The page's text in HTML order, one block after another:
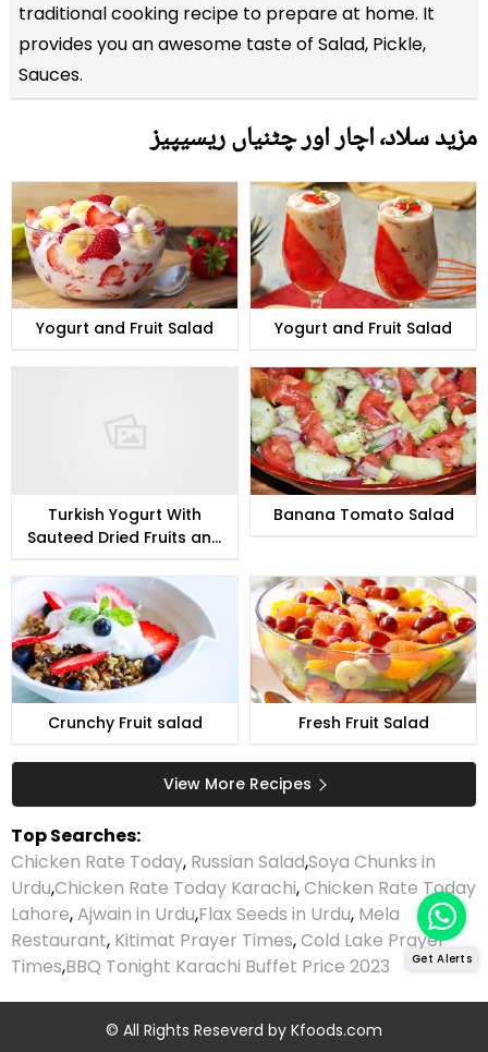
traditional cooking recipe to prepare at home. It
provides you an awesome taste of Salad, Pickle,
Sauces.
مزید سلاد٬ اچار اور چٹنیاں ریسیپیز
Yogurt and Fruit Salad Yogurt and Fruit Salad
Turkish Yogurt With
Sauteed Dried Fruits and
Banana Tomato Salad
Crunchy Fruit salad Fresh Fruit Salad
View More Recipes
Top Searches:
Chicken Rate Today, Russian Salad,Soya Chunks in
Urdu,Chicken Rate Today Karachi,Chicken Rate Today
Lahore,Ajwain in Urdu,Flax Seeds in Urdu, Mela
Restaurant, Kitimat Prayer Times,Cold Lake Prayer
Times,BBQ Tonight Karachi Buffet Price 2023
© All Rights Reseverd by Kfoods.com
Get Alerts